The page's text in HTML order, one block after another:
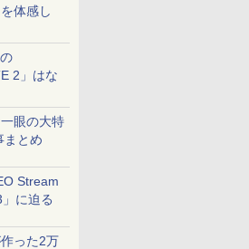
体感し
2」はな
眼の大特
まとめ
Stream
に迫る
った2万